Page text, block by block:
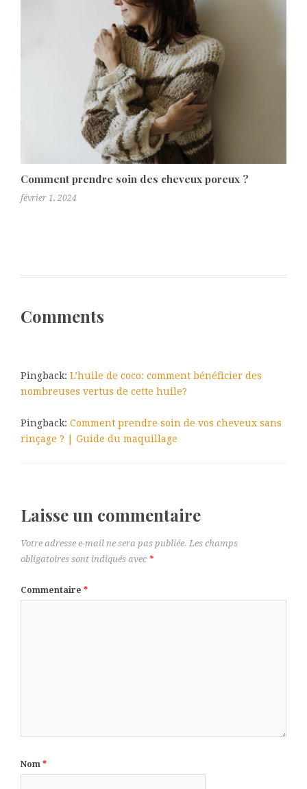
Comment prendre soin des cheveux poreux ?
février 1, 2024
Comments
Pingback: L’huile de coco: comment bénéficier des
nombreuses vertus de cette huile?
Pingback: Comment prendre soin de vos cheveux sans
rinçage ? | Guide du maquillage
Laisse un commentaire
Votre adresse e-mail ne sera pas publiée. Les champs
obligatoires sont indiqués avec *
Commentaire *
Nom *